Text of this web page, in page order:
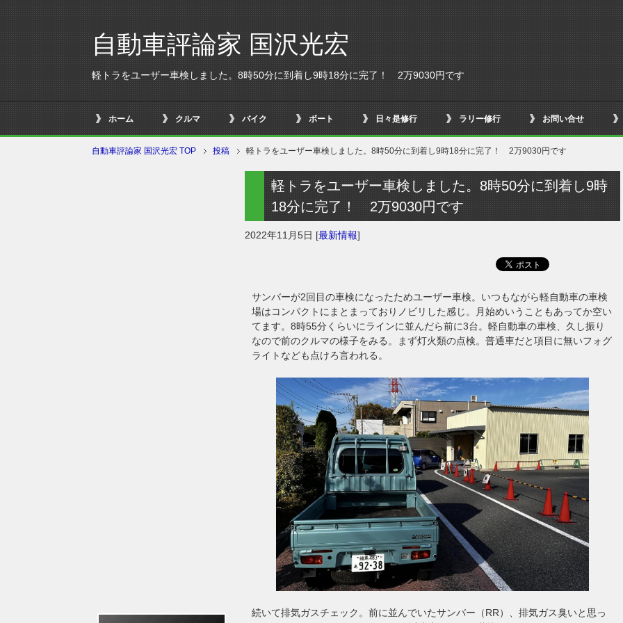
自動車評論家 国沢光宏
軽トラをユーザー車検しました。8時50分に到着し9時18分に完了！ 2万9030円です
ホーム クルマ バイク ボート 日々是修行 ラリー修行 お問い合せ
自動車評論家 国沢光宏 TOP 投稿 軽トラをユーザー車検しました。8時50分に到着し9時18分に完了！ 2万9030円です
軽トラをユーザー車検しました。8時50分に到着し9時
18分に完了！ 2万9030円です
2022年11月5日 [最新情報]
サンバーが2回目の車検になったためユーザー車検。いつもながら軽自動車の車検
場はコンパクトにまとまっておりノビリした感じ。月始めいうこともあってか空い
てます。8時55分くらいにラインに並んだら前に3台。軽自動車の車検、久し振り
なので前のクルマの様子をみる。まず灯火類の点検。普通車だと項目に無いフォグ
ライトなども点けろ言われる。
続いて排気ガスチェック。前に並んでいたサンバー（RR）、排気ガス臭いと思っ